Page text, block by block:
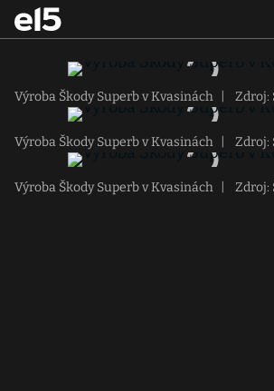
Výroba Škody Superb v Kvasinách Zdroj:
Výroba Škody Superb v Kvasinách Zdroj:
Výroba Škody Superb v Kvasinách Zdroj: